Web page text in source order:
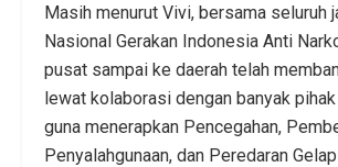
Masih menurut Vivi, bersama seluruh
Nasional Gerakan Indonesia Anti
pusat sampai ke daerah telah
lewat kolaborasi dengan banyak
guna menerapkan Pencegahan,
Penyalahgunaan, dan Peredaran